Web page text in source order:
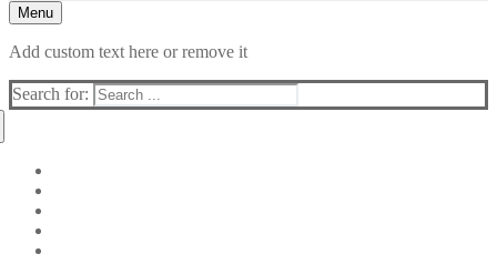
Menu
Add custom text here or remove it
Search for: